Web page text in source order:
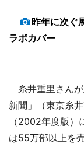
昨年に次ぐ
ラボカバー
糸井重里さんが
新聞」（東京糸
（2002年度版
は55万部以上を